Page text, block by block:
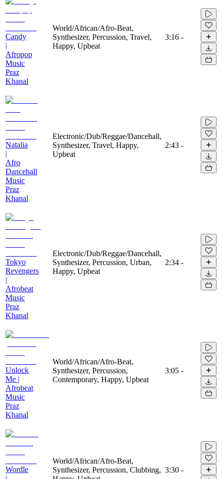
Candy
|
Afropop
Music
Praz
Khanal
World/African/Afro-Beat,
Synthesizer, Percussion, Travel,
Happy, Upbeat
3:16 -
Natalia
|
Afro
Dancehall
Music
Praz
Khanal
Electronic/Dub/Reggae/Dancehall,
Synthesizer, Travel, Happy,
Upbeat
2:43 -
Tokyo
Revengers
|
Afrobeat
Music
Praz
Khanal
Electronic/Dub/Reggae/Dancehall,
Synthesizer, Percussion, Urban,
Happy, Upbeat
2:34 -
Unlock
Me |
Afrobeat
Music
Praz
Khanal
World/African/Afro-Beat,
Synthesizer, Percussion,
Contemporary, Happy, Upbeat
3:05 -
Wordle
World/African/Afro-Beat,
Synthesizer, Percussion, Clubbing, 3:30 -